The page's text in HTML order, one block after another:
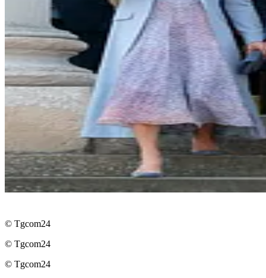
© Tgcom24
© Tgcom24
© Tgcom24